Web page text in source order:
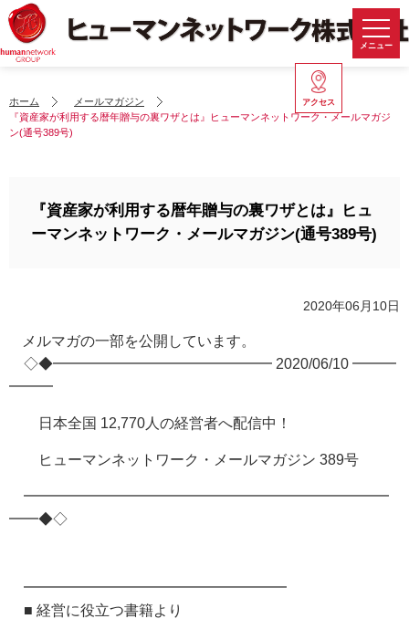
メニュー
アクセス
ホーム
メールマガジン
『資産家が利用する暦年贈与の裏ワザとは』ヒューマンネットワーク・メールマガジ
ン(通号389号)
『資産家が利用する暦年贈与の裏ワザとは』ヒュ
ーマンネットワーク・メールマガジン(通号389号)
2020年06月10日
メルマガの一部を公開しています。
◇◆━━━━━━━━━━━━━━━ 2020/06/10 ━━━
━━━
日本全国 12,770人の経営者へ配信中！
ヒューマンネットワーク・メールマガジン 389号
━━━━━━━━━━━━━━━━━━━━━━━━━
━━◆◇
━━━━━━━━━━━━━━━━━━
■ 経営に役立つ書籍より